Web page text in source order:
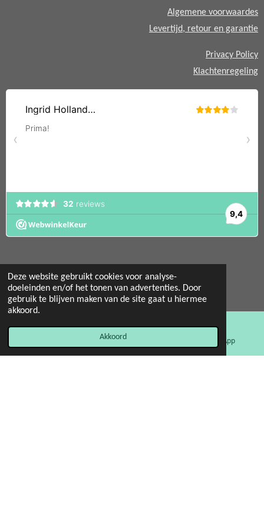
Deze website gebruikt cookies voor analyse-
doeleinden en/of het tonen van advertenties. Door
gebruik te blijven maken van de site gaat u hiermee
akkoord.
Akkoord
Algemene voorwaardes
Levertijd, retour en garantie
Privacy Policy
Klachtenregeling
© 2022 - 2026 Mint 11 giftstore
Powered by
Facebook WhatsApp